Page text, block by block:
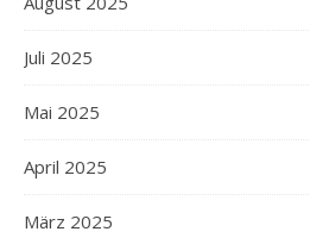
Juli 2025
Mai 2025
April 2025
März 2025